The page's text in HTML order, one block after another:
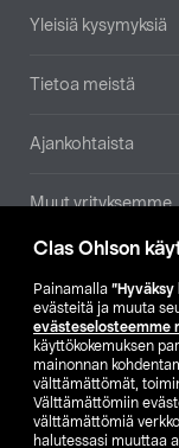
Clas Ohlson
Painamalla
evästeitä ja muuta
evästeselosteemme
käyttökokemuksen
mainonnan
välttämättömät,
Välttämättömiin
välttämättömiä
halutessasi muuttaa
Yleisiä kysymyksiä
Tietoa meistä
Ajankohtaista
Muut yrityksemme